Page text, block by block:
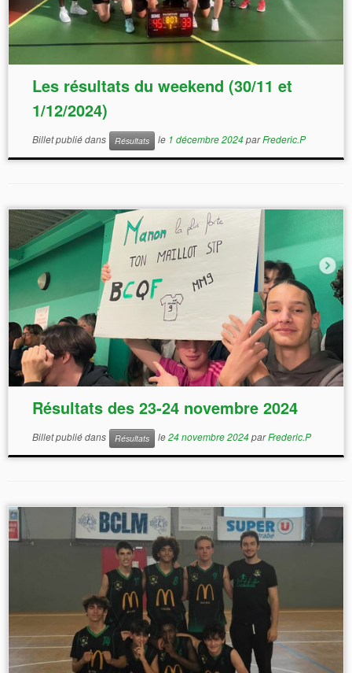
Les résultats du weekend (30/11 et
1/12/2024)
Billet publié dans Résultats le 1 décembre 2024parFrederic.P
Résultats des 23-24 novembre 2024
Billet publié dans Résultats le24 novembre 2024parFrederic.P